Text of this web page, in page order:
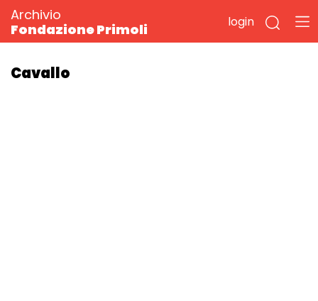
Archivio
Fondazione Primoli
login
Cavallo